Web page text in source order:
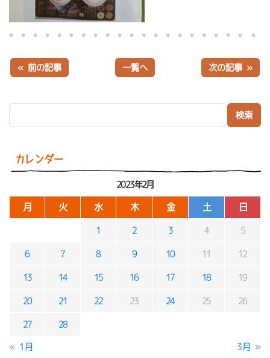
カレンダー
2023年2月
月 火 水 木 金 土 日
1 2 3 4 5
6 7 8 9 10 11 12
13 14 15 16 17 18 19
20 21 22 23 24 25 26
27 28
« 1月 3月 »
« 前の記事 一覧へ 次の記事 »